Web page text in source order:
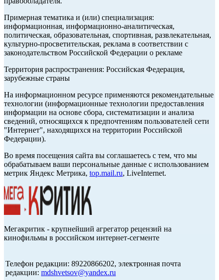
Примерная тематика и (или) специализация:
информационная, информационно-аналитическая,
политическая, образовательная, спортивная, развлекательная,
культурно-просветительская, реклама в соответствии с
законодательством Российской Федерации о рекламе
Территория распространения: Российская Федерация,
зарубежные страны
На информационном ресурсе применяются рекомендательные
технологии (информационные технологии предоставления
информации на основе сбора, систематизации и анализа
сведений, относящихся к предпочтениям пользователей сети
"Интернет", находящихся на территории Российской
Федерации).
Во время посещения сайта вы соглашаетесь с тем, что мы
обрабатываем ваши персональные данные с использованием
метрик Яндекс Метрика, top.mail.ru, LiveInternet.
Мегакритик - крупнейший агрегатор рецензий на
кинофильмы в российском интернет-сегменте
Телефон редакции: 89220866202, электронная почта
редакции: mdshvetsov@yandex.ru